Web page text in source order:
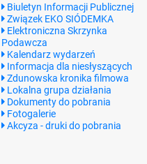
Biuletyn Informacji Publicznej
Związek EKO SIÓDEMKA
Elektroniczna Skrzynka
Podawcza
Kalendarz wydarzeń
Informacja dla niesłyszących
Zdunowska kronika filmowa
Lokalna grupa działania
Dokumenty do pobrania
Fotogalerie
Akcyza - druki do pobrania